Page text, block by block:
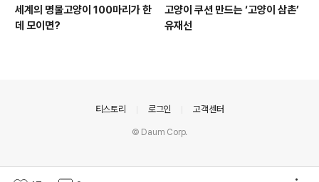
세계의 명물고양이 100마리가 한
데 모이면?
고양이 쿠션 만드는 ‘고양이 삼촌’
유재선
티스토리 로그인 고객센터
© Daum Corp.